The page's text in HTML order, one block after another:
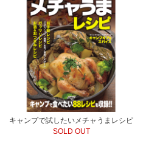
キャンプで試したいメチャうまレシピ
SOLD OUT